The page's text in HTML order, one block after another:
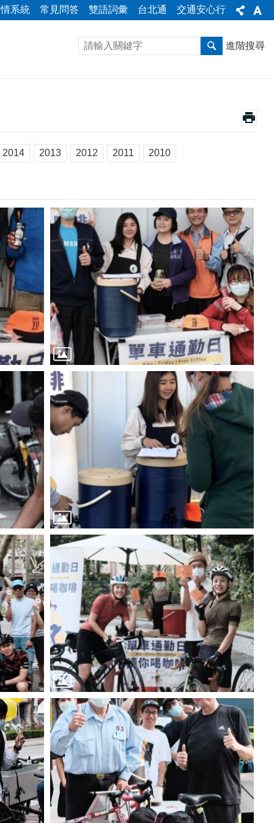
系統 常見問答 雙語詞彙 台北通 交通安心行
進階搜尋
2014 2013 2012 2011 2010